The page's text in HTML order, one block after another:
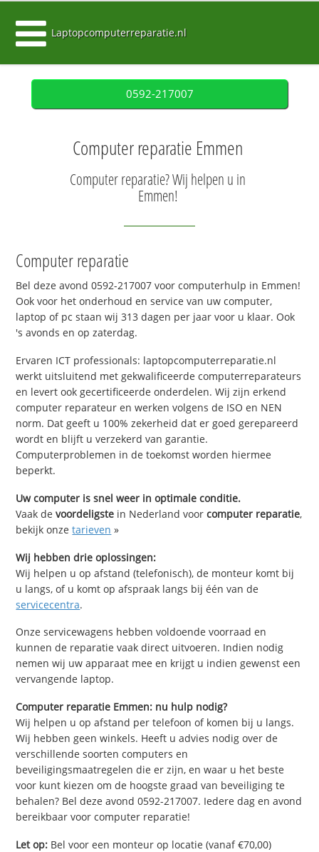
Laptopcomputerreparatie.nl
0592-217007
Computer reparatie Emmen
Computer reparatie? Wij helpen u in
Emmen!
Computer reparatie
Bel deze avond 0592-217007 voor computerhulp in Emmen!
Ook voor het onderhoud en service van uw computer,
laptop of pc staan wij 313 dagen per jaar voor u klaar. Ook
's avonds en op zaterdag.
Ervaren ICT professionals: laptopcomputerreparatie.nl
werkt uitsluitend met gekwalificeerde computerreparateurs
en levert ook gecertificeerde onderdelen. Wij zijn erkend
computer reparateur en werken volgens de ISO en NEN
norm. Dat geeft u 100% zekerheid dat er goed gerepareerd
wordt en blijft u verzekerd van garantie.
Computerproblemen in de toekomst worden hiermee
beperkt.
Uw computer is snel weer in optimale conditie.
Vaak devoordeligste in Nederland voorcomputer reparatie,
bekijk onzetarieven »
Wij hebben drie oplossingen:
Wij helpen u op afstand (telefonisch), de monteur komt bij
u langs, of u komt op afspraak langs bij één van de
servicecentra.
Onze servicewagens hebben voldoende voorraad en
kunnen de reparatie vaak direct uitvoeren. Indien nodig
nemen wij uw apparaat mee en krijgt u indien gewenst een
vervangende laptop.
Computer reparatie Emmen: nu hulp nodig?
Wij helpen u op afstand per telefoon of komen bij u langs.
Wij hebben geen winkels. Heeft u advies nodig over de
verschillende soorten computers en
beveiligingsmaatregelen die er zijn, en waar u het beste
voor kunt kiezen om de hoogste graad van beveiliging te
behalen? Bel deze avond 0592-217007. Iedere dag en avond
bereikbaar voor computer reparatie!
Let op: Bel voor een monteur op locatie (vanaf €70,00)